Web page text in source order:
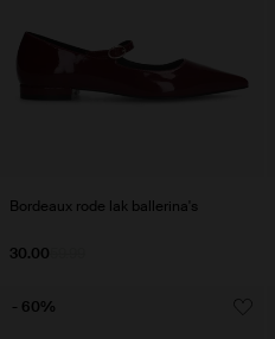
Bordeaux rode lak ballerina's
30.00
- 60%